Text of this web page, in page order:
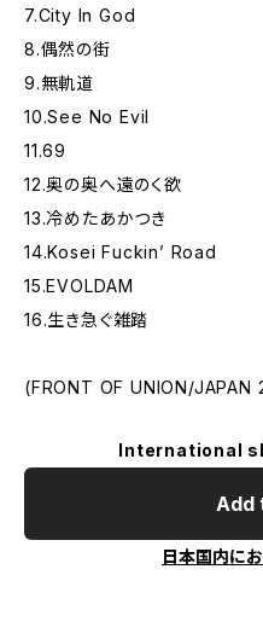
7.City In God
8.偶然の街
9.無軌道
10.See No Evil
11.69
12.奥の奥へ遠のく欲
13.冷めたあかつき
14.Kosei Fuckin’ Road
15.EVOLDAM
16.生き急ぐ雑踏
(FRONT OF UNION/JAPAN
International
Add
日本国内に